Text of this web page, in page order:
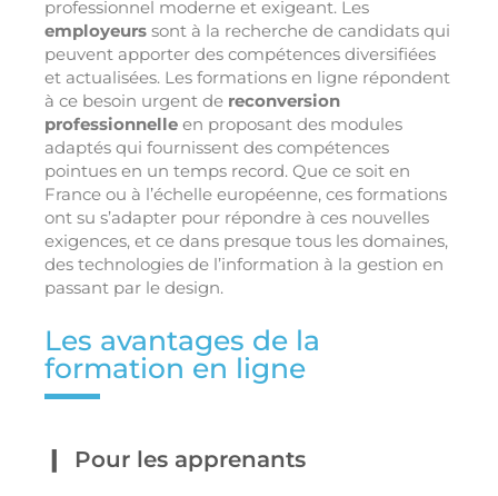
professionnel moderne et exigeant. Les
employeurs sont à la recherche de candidats qui
peuvent apporter des compétences diversifiées
et actualisées. Les formations en ligne répondent
à ce besoin urgent de reconversion
professionnelle en proposant des modules
adaptés qui fournissent des compétences
pointues en un temps record. Que ce soit en
France ou à l’échelle européenne, ces formations
ont su s’adapter pour répondre à ces nouvelles
exigences, et ce dans presque tous les domaines,
des technologies de l’information à la gestion en
passant par le design.
Les avantages de la
formation en ligne
Pour les apprenants